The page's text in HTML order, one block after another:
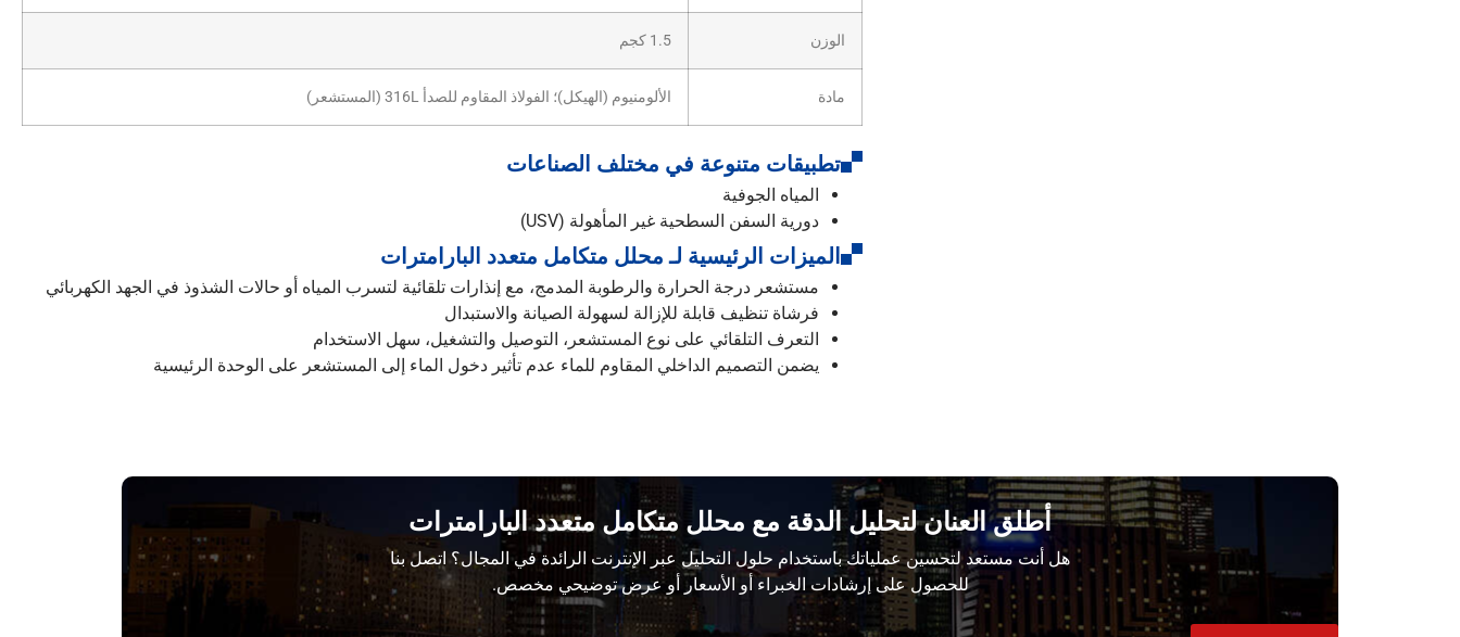
الوزن 1.5 كجم
مادة الألومنيوم (الهيكل)؛ الفولاذ المقاوم للصدأ 316L (المستشعر)
تطبيقات متنوعة في مختلف الصناعات
المياه الجوفية
دورية السفن السطحية غير المأهولة (USV)
الميزات الرئيسية لـ محلل متكامل متعدد البارامترات
مستشعر درجة الحرارة والرطوبة المدمج، مع إنذارات تلقائية لتسرب المياه أو حالات الشذوذ في الجهد الكهربائي
فرشاة تنظيف قابلة للإزالة لسهولة الصيانة والاستبدال
التعرف التلقائي على نوع المستشعر، التوصيل والتشغيل، سهل الاستخدام
يضمن التصميم الداخلي المقاوم للماء عدم تأثير دخول الماء إلى المستشعر على الوحدة الرئيسية
أطلق العنان لتحليل الدقة مع محلل متكامل متعدد البارامترات
هل أنت مستعد لتحسين عملياتك باستخدام حلول التحليل عبر الإنترنت الرائدة في المجال؟ اتصل بنا
للحصول على إرشادات الخبراء أو الأسعار أو عرض توضيحي مخصص.